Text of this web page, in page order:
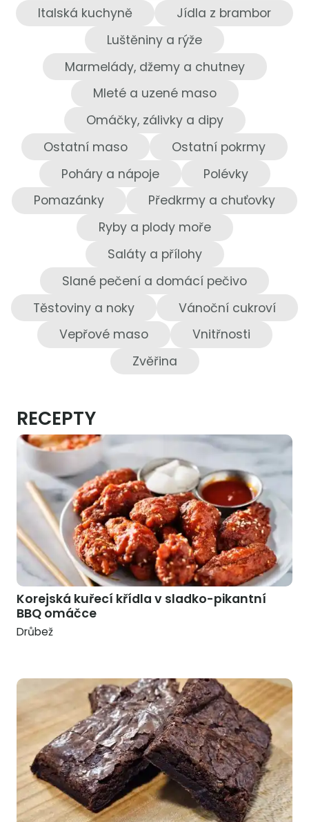
Italská kuchyně
Jídla z brambor
Luštěniny a rýže
Marmelády, džemy a chutney
Mleté a uzené maso
Omáčky, zálivky a dipy
Ostatní maso
Ostatní pokrmy
Poháry a nápoje
Polévky
Pomazánky
Předkrmy a chuťovky
Ryby a plody moře
Saláty a přílohy
Slané pečení a domácí pečivo
Těstoviny a noky
Vánoční cukroví
Vepřové maso
Vnitřnosti
Zvěřina
RECEPTY
Korejská kuřecí křídla v sladko-pikantní
BBQ omáčce
Drůbež